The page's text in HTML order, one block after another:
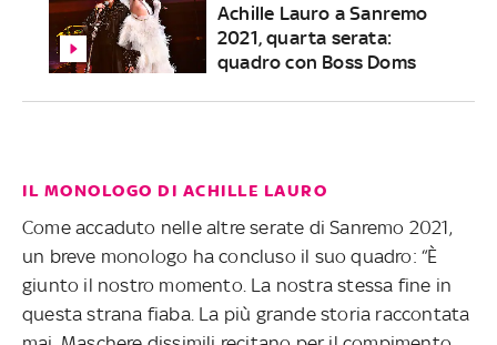
Achille Lauro a Sanremo
2021, quarta serata:
quadro con Boss Doms
IL MONOLOGO DI ACHILLE LAURO
Come accaduto nelle altre serate di Sanremo 2021,
un breve monologo ha concluso il suo quadro: “È
giunto il nostro momento. La nostra stessa fine in
questa strana fiaba. La più grande storia raccontata